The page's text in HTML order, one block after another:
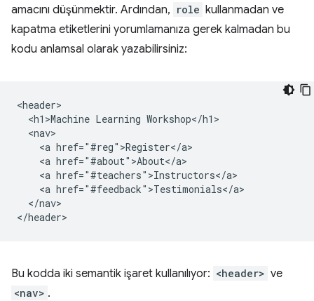
amacını düşünmektir. Ardından, role kullanmadan ve
kapatma etiketlerini yorumlamanıza gerek kalmadan bu
kodu anlamsal olarak yazabilirsiniz:
<header>
  <h1>Machine Learning Workshop</h1>
  <nav>
    <a href="#reg">Register</a>
    <a href="#about">About</a>
    <a href="#teachers">Instructors</a>
    <a href="#feedback">Testimonials</a>
  </nav>
Bu kodda iki semantik işaret kullanılıyor: <header> ve
<nav> .